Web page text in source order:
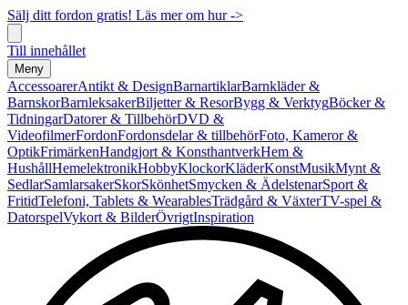
Sälj ditt fordon gratis! Läs mer om hur ->
Till innehållet
Meny
AccessoarerAntikt & DesignBarnartiklarBarnkläder &
BarnskorBarnleksakerBiljetter & ResorBygg & VerktygBöcker &
TidningarDatorer & TillbehörDVD &
VideofilmerFordonFordonsdelar & tillbehörFoto, Kameror &
OptikFrimärkenHandgjort & KonsthantverkHem &
HushållHemelektronikHobbyKlockorKläderKonstMusikMynt &
SedlarSamlarsakerSkorSkönhetSmycken & ÄdelstenarSport &
FritidTelefoni, Tablets & WearablesTrädgård & VäxterTV-spel &
DatorspelVykort & BilderÖvrigtInspiration